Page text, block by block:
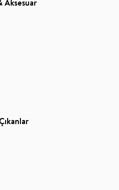
Aksesuar